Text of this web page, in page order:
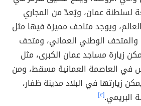
لسلطنة عمان، ويُعدّ من المجاري
ويوجد متاحف مميزة فيها مثل
الوطني العماني، ومتحف
زيارة مساجد عمان الكبرى، مثل
في العاصمة العمانية مسقط، ومن
زيارتها في البلاد مدينة ظفار،
البريمي.[٣]